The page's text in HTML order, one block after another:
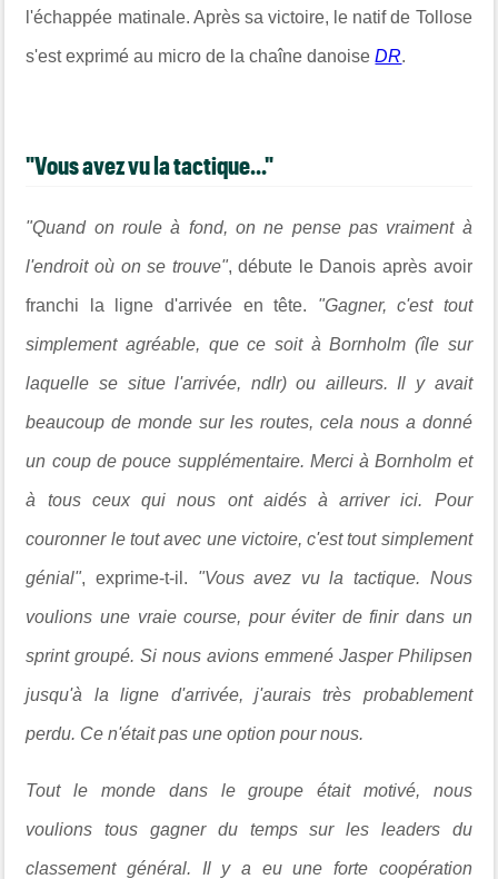
l'échappée matinale. Après sa victoire, le natif de Tollose
s'est exprimé au micro de la chaîne danoiseDR.
"Vous avez vu la tactique..."
"Quand on roule à fond, on ne pense pas vraiment à
l'endroit où on se trouve", débute le Danois après avoir
franchi la ligne d'arrivée en tête. "Gagner, c'est tout
simplement agréable, que ce soit à Bornholm (île sur
laquelle se situe l'arrivée, ndlr) ou ailleurs. Il y avait
beaucoup de monde sur les routes, cela nous a donné
un coup de pouce supplémentaire. Merci à Bornholm et
à tous ceux qui nous ont aidés à arriver ici. Pour
couronner le tout avec une victoire, c'est tout simplement
génial", exprime-t-il. "Vous avez vu la tactique. Nous
voulions une vraie course, pour éviter de finir dans un
sprint groupé. Si nous avions emmené Jasper Philipsen
jusqu'à la ligne d'arrivée, j'aurais très probablement
perdu. Ce n'était pas une option pour nous.
Tout le monde dans le groupe était motivé, nous
voulions tous gagner du temps sur les leaders du
classement général. Il y a eu une forte coopération